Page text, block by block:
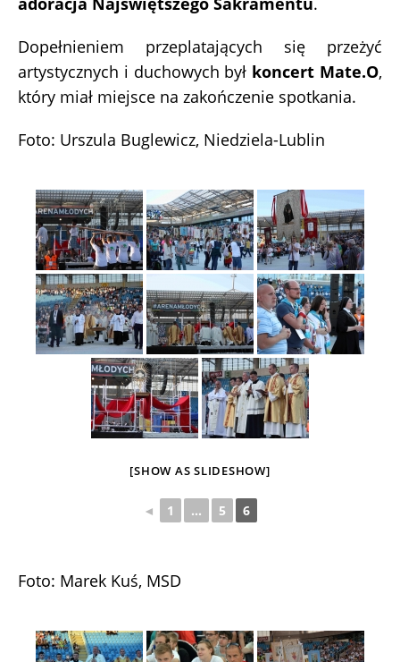
Dopełnieniem przeplatających się przeżyć
artystycznych i duchowych był koncert Mate.O,
który miał miejsce na zakończenie spotkania.
Foto: Urszula Buglewicz, Niedziela-Lublin
[SHOW AS SLIDESHOW]
◄ 1 ... 5 6
Foto: Marek Kuś, MSD